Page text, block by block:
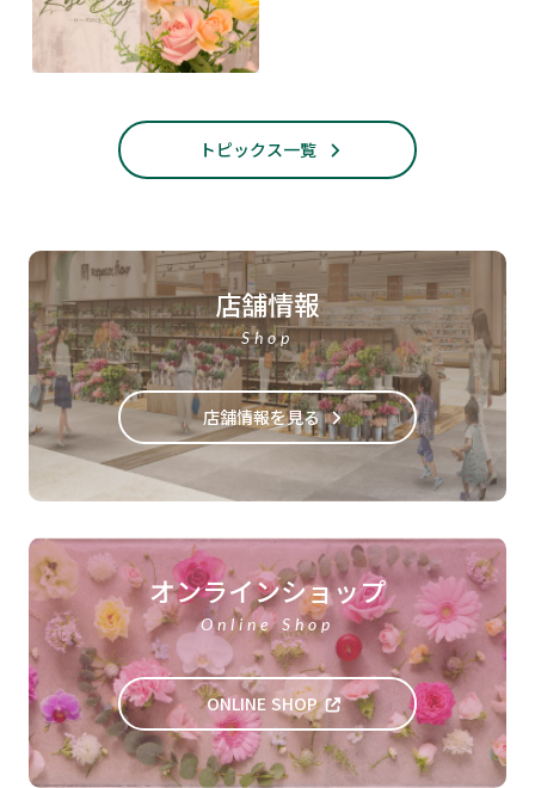
トピックス一覧
店舗情報
Shop
店舗情報を見る
オンラインショップ
Online Shop
ONLINE SHOP